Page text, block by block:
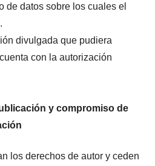
de datos sobre los cuales el
divulgada que pudiera
con la autorización
y compromiso de
los derechos de autor y ceden